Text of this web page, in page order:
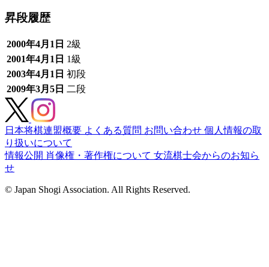
昇段履歴
2000年4月1日 2級
2001年4月1日 1級
2003年4月1日 初段
2009年3月5日 二段
日本将棋連盟概要 よくある質問 お問い合わせ 個人情報の取
り扱いについて
情報公開 肖像権・著作権について 女流棋士会からのお知ら
せ
© Japan Shogi Association. All Rights Reserved.